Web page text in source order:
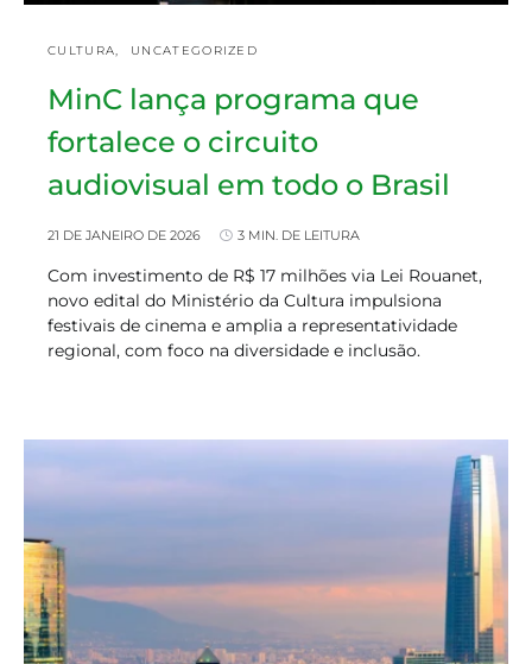
CULTURA UNCATEGORIZED
MinC lança programa que
fortalece o circuito
audiovisual em todo o Brasil
21 DE JANEIRO DE 2026 3 MIN. DE LEITURA
Com investimento de R$ 17 milhões via Lei Rouanet,
novo edital do Ministério da Cultura impulsiona
festivais de cinema e amplia a representatividade
regional, com foco na diversidade e inclusão.